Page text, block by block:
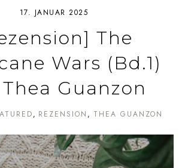
17. JANUAR 2025
The
Wars (Bd.1)
Guanzon
REZENSION THEA GUANZON